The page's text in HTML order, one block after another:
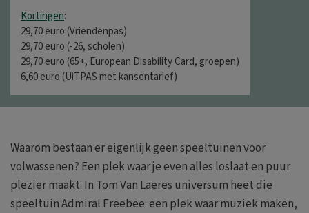
Waarom bestaan er eigenlijk geen speeltuinen voor
volwassenen? Een plek waar je even alles loslaat en puur
plezier maakt. In Tom Van Laeres universum heet die
speeltuin Admiral Freebee: een plek waar muziek maken,
Kortingen:
29,70 euro (Vriendenpas)
29,70 euro (-26, scholen)
29,70 euro (65+, European Disability Card, groepen)
6,60 euro (UiTPAS met kansentarief)